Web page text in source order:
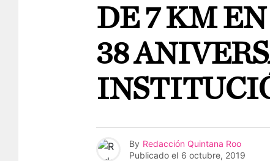
DE 7 KM
38
By Redacción Quintana Roo
Publicado el 6 octubre, 2019